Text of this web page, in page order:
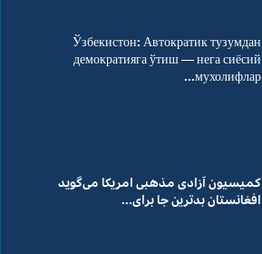
Ўзбекистон: Автократик тузумдан
демократияга ўтиш — нега сиёсий
мухолифлар...
کمیسیون آزادی مذهبی امریکا می‌گوید
افغانستان بدترین جا برای...